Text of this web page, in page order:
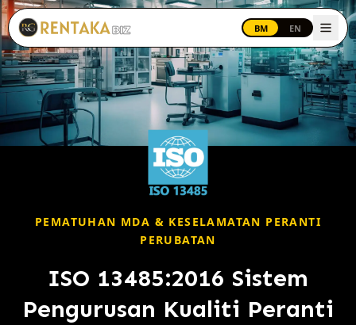
Langkau ke kandungan utama
BM EN
PEMATUHAN MDA & KESELAMATAN PERANTI
PERUBATAN
ISO 13485:2016 Sistem
Pengurusan Kualiti Peranti